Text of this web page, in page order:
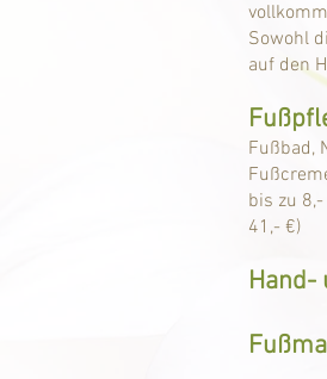
Sowohl
auf den
Fußbad,
bis zu
41,- €)
Hand-